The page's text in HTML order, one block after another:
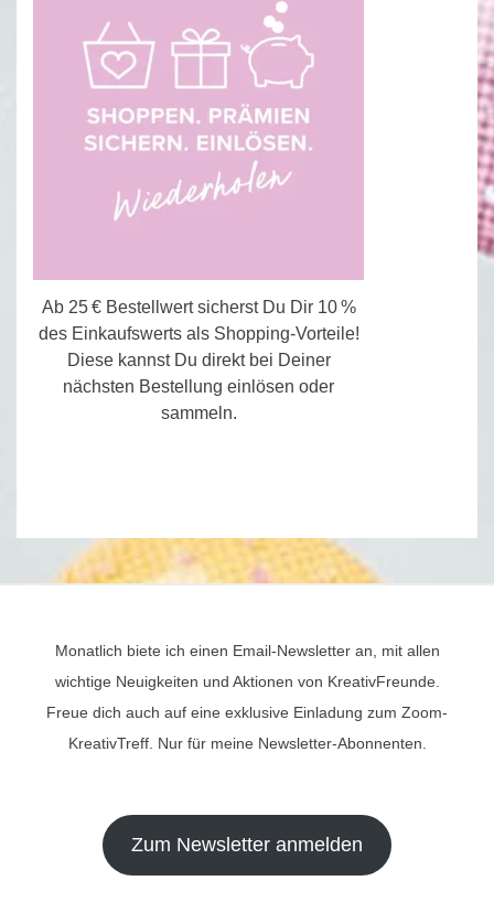
Ab 25 € Bestellwert sicherst Du Dir 10 %
des Einkaufswerts als Shopping-Vorteile!
Diese kannst Du direkt bei Deiner
nächsten Bestellung einlösen oder
sammeln.
Monatlich biete ich einen Email-Newsletter an, mit allen
wichtige Neuigkeiten und Aktionen von KreativFreunde.
Freue dich auch auf eine exklusive Einladung zum Zoom-
KreativTreff. Nur für meine Newsletter-Abonnenten.
Zum Newsletter anmelden